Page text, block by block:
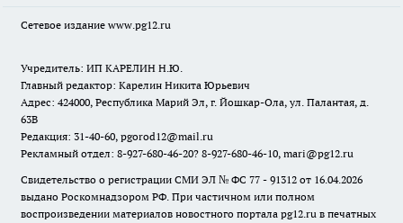
Сетевое издание www.pg12.ru
Учредитель: ИП КАРЕЛИН Н.Ю.
Главный редактор: Карелин Никита Юрьевич
Адрес: 424000, Республика Марий Эл, г. Йошкар-Ола, ул. Палантая, д.
63В
Редакция: 31-40-60, pgorod12@mail.ru
Рекламный отдел: 8-927-680-46-20? 8-927-680-46-10, mari@pg12.ru
Свидетельство о регистрации СМИ ЭЛ № ФС 77 - 91312 от 16.04.2026
выдано Роскомнадзором РФ. При частичном или полном
воспроизведении материалов новостного портала pg12.ru в печатных